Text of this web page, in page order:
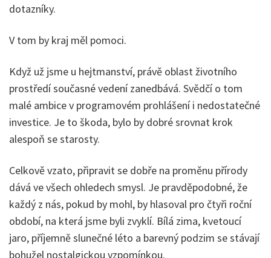
dotazníky.
V tom by kraj měl pomoci.
Když už jsme u hejtmanství, právě oblast životního
prostředí současné vedení zanedbává. Svědčí o tom
malé ambice v programovém prohlášení i nedostatečné
investice. Je to škoda, bylo by dobré srovnat krok
alespoň se starosty.
Celkově vzato, připravit se dobře na proměnu přírody
dává ve všech ohledech smysl. Je pravděpodobné, že
každý z nás, pokud by mohl, by hlasoval pro čtyři roční
období, na která jsme byli zvyklí. Bílá zima, kvetoucí
jaro, příjemně slunečné léto a barevný podzim se stávají
bohužel nostalgickou vzpomínkou.